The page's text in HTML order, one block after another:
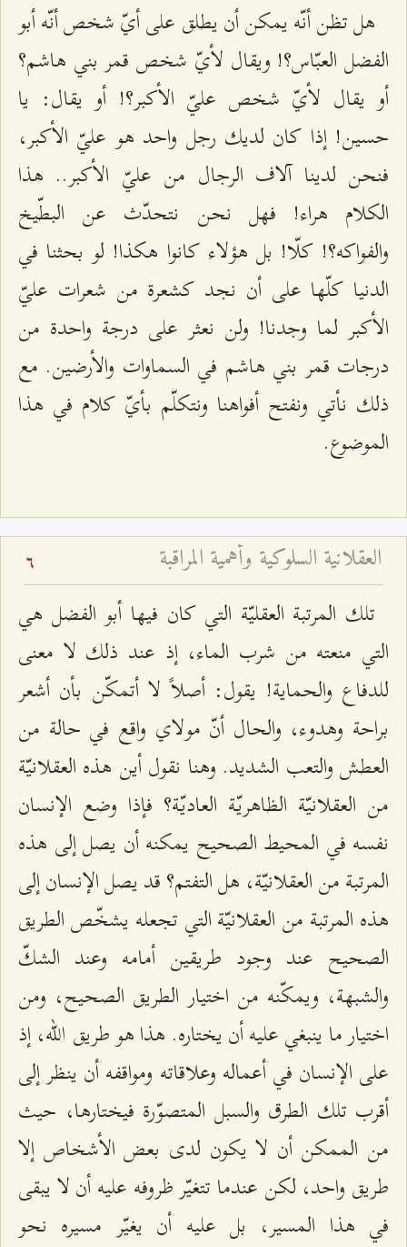
هل تظن أنّه يمكن أن يطلق على أيّ شخص أنّه أبو
الفضل العبّاس؟! ويقال لأيّ شخص قمر بني هاشم؟
أو يقال لأيّ شخص عليّ الأكبر؟! أو يقال: يا
حسين! إذا كان لديك رجل واحد هو عليّ الأكبر،
فنحن لدينا آلاف الرجال من عليّ الأكبر.. هذا
الكلام هراء! فهل نحن نتحدّث عن البطّيخ
والفواكه؟! كلّا! بل هؤلاء كانوا هكذا! لو بحثنا في
الدنيا كلّها على أن نجد كشعرة من شعرات عليّ
الأكبر لما وجدنا! ولن نعثر على درجة واحدة من
درجات قمر بني هاشم في السماوات والأرضين. مع
ذلك نأتي ونفتح أفواهنا ونتكلّم بأيّ كلام في هذا
الموضوع.
العقلانية السلوكية وأهمية المراقبة 6
تلك المرتبة العقليّة التي كان فيها أبو الفضل هي
التي منعته من شرب الماء، إذ عند ذلك لا معنى
للدفاع والحماية! يقول: أصلاً لا أتمكّن بأن أشعر
براحة وهدوء، والحال أنّ مولاي واقع في حالة من
العطش والتعب الشديد. وهنا نقول أين هذه العقلانيّة
من العقلانيّة الظاهريّة العاديّة؟ فإذا وضع الإنسان
نفسه في المحيط الصحيح يمكنه أن يصل إلى هذه
المرتبة من العقلانيّة، هل التفتم؟ قد يصل الإنسان إلى
هذه المرتبة من العقلانيّة التي تجعله يشخّص الطريق
الصحيح عند وجود طريقين أمامه وعند الشكّ
والشبهة، ويمكّنه من اختيار الطريق الصحيح، ومن
اختيار ما ينبغي عليه أن يختاره. هذا هو طريق الله، إذ
على الإنسان في أعماله وعلاقاته ومواقفه أن ينظر إلى
أقرب تلك الطرق والسبل المتصوّرة فيختارها، حيث
من الممكن أن لا يكون لدى بعض الأشخاص إلا
طريق واحد، لكن عندما تتغيّر ظروفه عليه أن لا يبقى
في هذا المسير، بل عليه أن يغيّر مسيره نحو